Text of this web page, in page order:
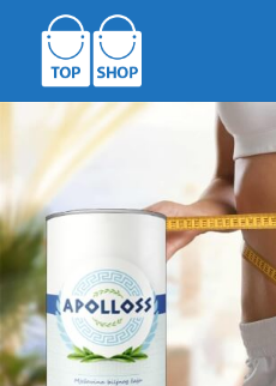
TopShop-EU.com